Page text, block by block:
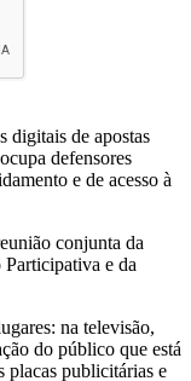
digitais de apostas
defensores
e de acesso à
conjunta da
e da
na televisão,
do público que está
placas publicitárias e